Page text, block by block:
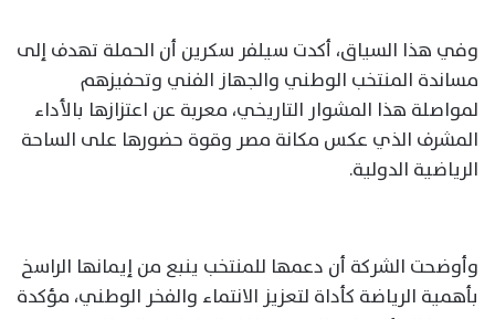
وفي هذا السياق، أكدت سيلفر سكرين أن الحملة تهدف إلى
مساندة المنتخب الوطني والجهاز الفني وتحفيزهم
لمواصلة هذا المشوار التاريخي، معربة عن اعتزازها بالأداء
المشرف الذي عكس مكانة مصر وقوة حضورها على الساحة
الرياضية الدولية.
وأوضحت الشركة أن دعمها للمنتخب ينبع من إيمانها الراسخ
بأهمية الرياضة كأداة لتعزيز الانتماء والفخر الوطني، مؤكدة